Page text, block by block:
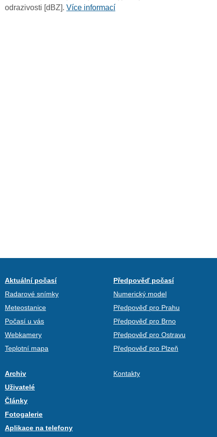
odrazivosti [dBZ]. Více informací
Aktuální počasí
Radarové snímky
Meteostanice
Počasí u vás
Webkamery
Teplotní mapa
Předpověď počasí
Numerický model
Předpověď pro Prahu
Předpověď pro Brno
Předpověď pro Ostravu
Předpověď pro Plzeň
Archiv
Uživatelé
Články
Fotogalerie
Aplikace na telefony
Kontakty